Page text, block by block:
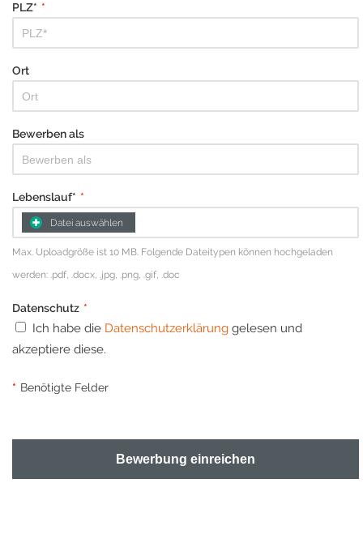
PLZ* *
Ort
Bewerben als
Lebenslauf* *
Datei auswählen
Max. Uploadgröße ist 10 MB. Folgende Dateitypen können hochgeladen
werden: .pdf, .docx, .jpg, .png, .gif, .doc
Datenschutz *
Ich habe die Datenschutzerklärung gelesen und
akzeptiere diese.
* Benötigte Felder
Bewerbung einreichen